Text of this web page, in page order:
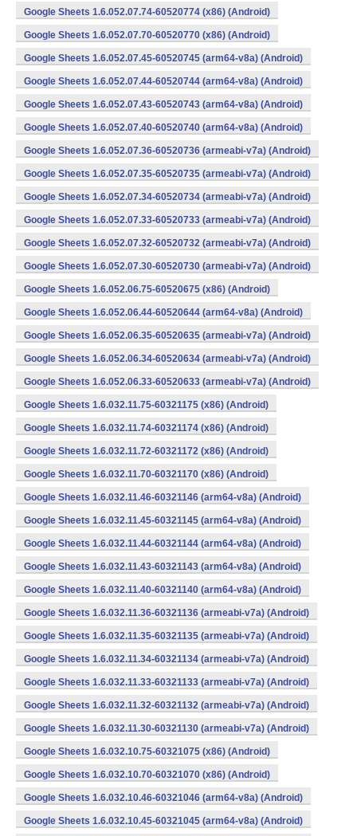
Google Sheets 1.6.052.07.74-60520774 (x86) (Android)
Google Sheets 1.6.052.07.70-60520770 (x86) (Android)
Google Sheets 1.6.052.07.45-60520745 (arm64-v8a) (Android)
Google Sheets 1.6.052.07.44-60520744 (arm64-v8a) (Android)
Google Sheets 1.6.052.07.43-60520743 (arm64-v8a) (Android)
Google Sheets 1.6.052.07.40-60520740 (arm64-v8a) (Android)
Google Sheets 1.6.052.07.36-60520736 (armeabi-v7a) (Android)
Google Sheets 1.6.052.07.35-60520735 (armeabi-v7a) (Android)
Google Sheets 1.6.052.07.34-60520734 (armeabi-v7a) (Android)
Google Sheets 1.6.052.07.33-60520733 (armeabi-v7a) (Android)
Google Sheets 1.6.052.07.32-60520732 (armeabi-v7a) (Android)
Google Sheets 1.6.052.07.30-60520730 (armeabi-v7a) (Android)
Google Sheets 1.6.052.06.75-60520675 (x86) (Android)
Google Sheets 1.6.052.06.44-60520644 (arm64-v8a) (Android)
Google Sheets 1.6.052.06.35-60520635 (armeabi-v7a) (Android)
Google Sheets 1.6.052.06.34-60520634 (armeabi-v7a) (Android)
Google Sheets 1.6.052.06.33-60520633 (armeabi-v7a) (Android)
Google Sheets 1.6.032.11.75-60321175 (x86) (Android)
Google Sheets 1.6.032.11.74-60321174 (x86) (Android)
Google Sheets 1.6.032.11.72-60321172 (x86) (Android)
Google Sheets 1.6.032.11.70-60321170 (x86) (Android)
Google Sheets 1.6.032.11.46-60321146 (arm64-v8a) (Android)
Google Sheets 1.6.032.11.45-60321145 (arm64-v8a) (Android)
Google Sheets 1.6.032.11.44-60321144 (arm64-v8a) (Android)
Google Sheets 1.6.032.11.43-60321143 (arm64-v8a) (Android)
Google Sheets 1.6.032.11.40-60321140 (arm64-v8a) (Android)
Google Sheets 1.6.032.11.36-60321136 (armeabi-v7a) (Android)
Google Sheets 1.6.032.11.35-60321135 (armeabi-v7a) (Android)
Google Sheets 1.6.032.11.34-60321134 (armeabi-v7a) (Android)
Google Sheets 1.6.032.11.33-60321133 (armeabi-v7a) (Android)
Google Sheets 1.6.032.11.32-60321132 (armeabi-v7a) (Android)
Google Sheets 1.6.032.11.30-60321130 (armeabi-v7a) (Android)
Google Sheets 1.6.032.10.75-60321075 (x86) (Android)
Google Sheets 1.6.032.10.70-60321070 (x86) (Android)
Google Sheets 1.6.032.10.46-60321046 (arm64-v8a) (Android)
Google Sheets 1.6.032.10.45-60321045 (arm64-v8a) (Android)